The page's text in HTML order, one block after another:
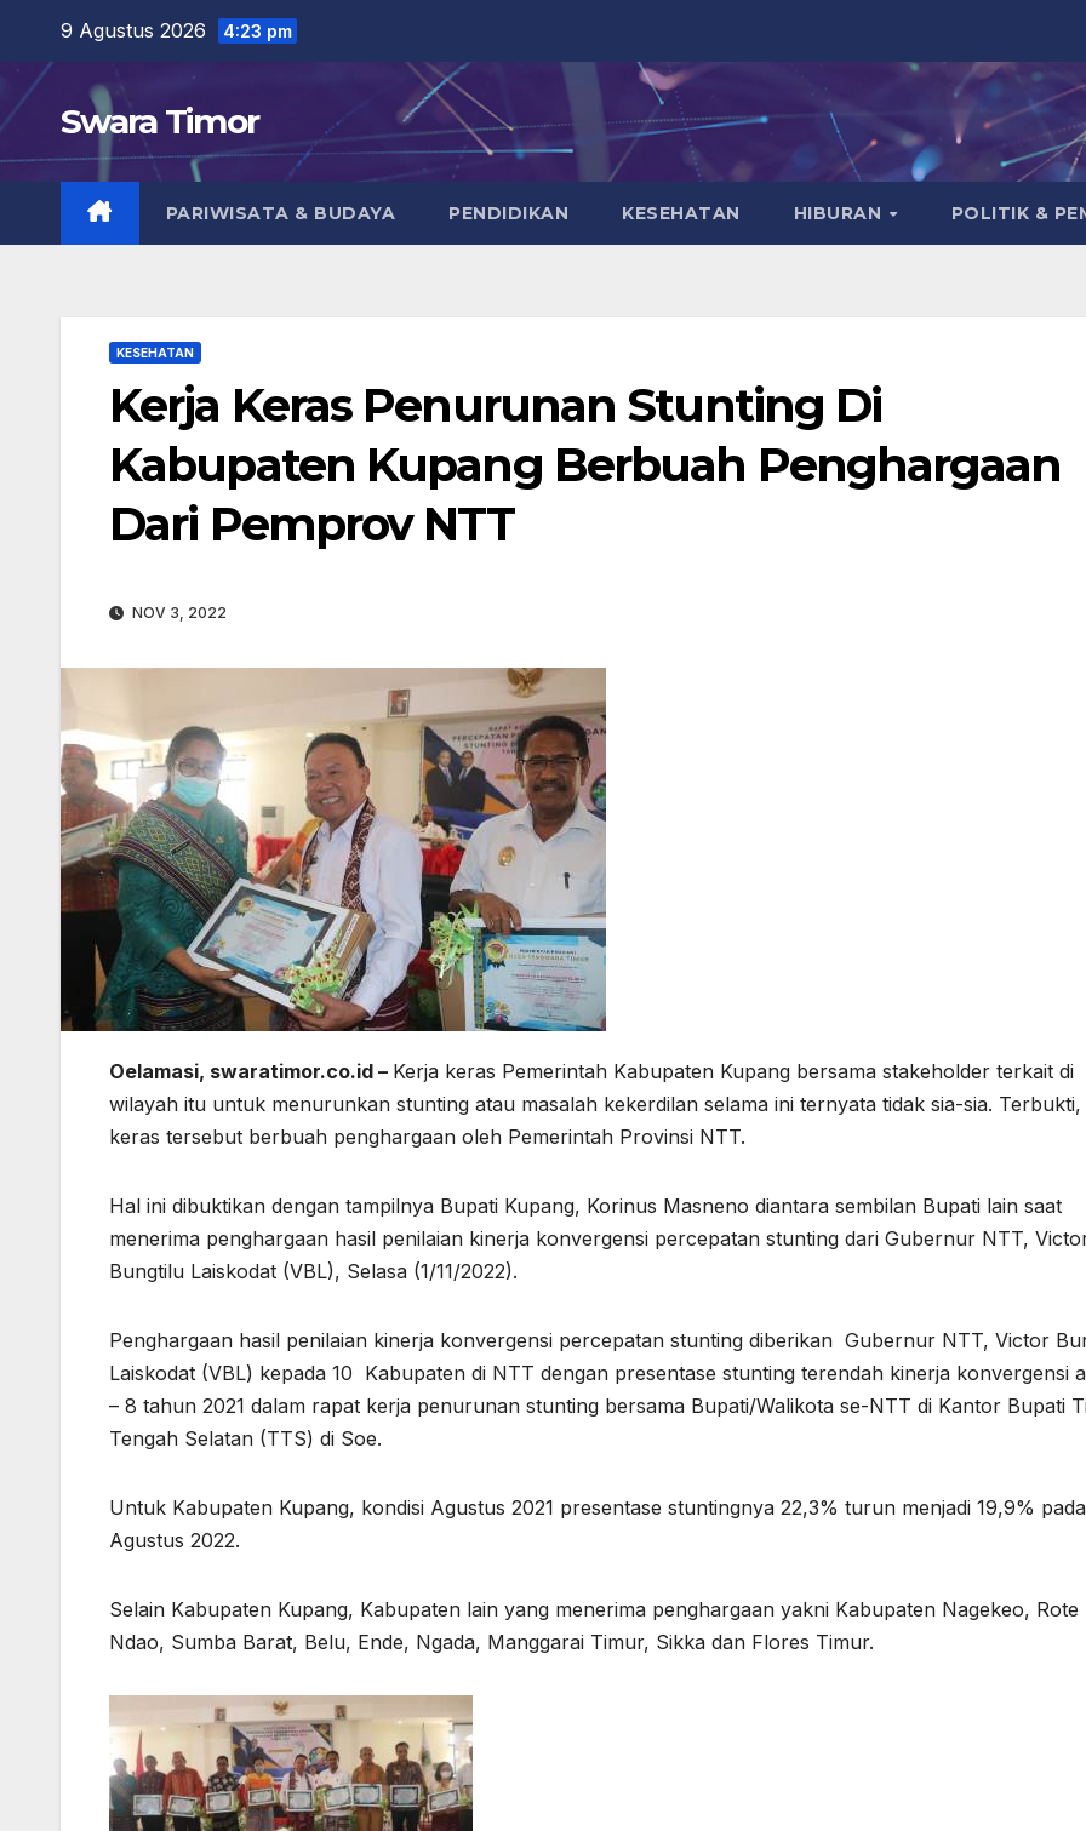
content
9 Agustus 2026 4:23 pm
Swara Timor
PARIWISATA & BUDAYA PENDIDIKAN KESEHATAN HIBURAN POLITIK &
KESEHATAN
Kerja Keras Penurunan Stunting Di
Kabupaten Kupang Berbuah Penghargaan
Dari Pemprov NTT
NOV 3, 2022
Oelamasi, swaratimor.co.id – Kerja keras Pemerintah Kabupaten Kupang bersama stakeholder terkait di
wilayah itu untuk menurunkan stunting atau masalah kekerdilan selama ini ternyata tidak sia-sia.
keras tersebut berbuah penghargaan oleh Pemerintah Provinsi NTT.
Hal ini dibuktikan dengan tampilnya Bupati Kupang, Korinus Masneno diantara sembilan Bupati lain saat
menerima penghargaan hasil penilaian kinerja konvergensi percepatan stunting dari Gubernur NTT,
Bungtilu Laiskodat (VBL), Selasa (1/11/2022).
Penghargaan hasil penilaian kinerja konvergensi percepatan stunting diberikan Gubernur NTT, Victor
Laiskodat (VBL) kepada 10 Kabupaten di NTT dengan presentase stunting terendah kinerja konvergensi
– 8 tahun 2021 dalam rapat kerja penurunan stunting bersama Bupati/Walikota se-NTT di Kantor Bupati
Tengah Selatan (TTS) di Soe.
Untuk Kabupaten Kupang, kondisi Agustus 2021 presentase stuntingnya 22,3% turun menjadi 19,9% pada
Agustus 2022.
Selain Kabupaten Kupang, Kabupaten lain yang menerima penghargaan yakni Kabupaten Nagekeo, Rote
Ndao, Sumba Barat, Belu, Ende, Ngada, Manggarai Timur, Sikka dan Flores Timur.